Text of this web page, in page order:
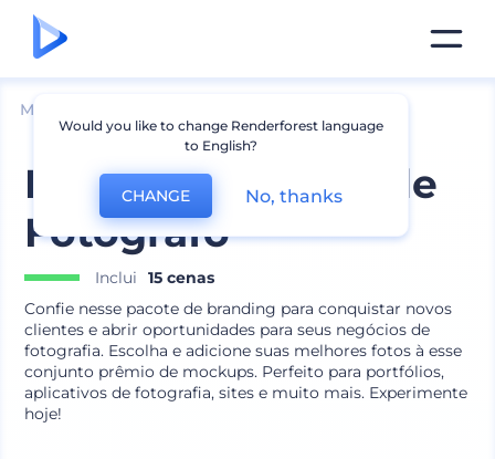
Mockups
Pacote Branding de
Fotógrafo
Inclui
15 cenas
Confie nesse pacote de branding para conquistar novos
clientes e abrir oportunidades para seus negócios de
fotografia. Escolha e adicione suas melhores fotos à esse
conjunto prêmio de mockups. Perfeito para portfólios,
aplicativos de fotografia, sites e muito mais. Experimente
hoje!
Would you like to change Renderforest language
to English?
CHANGE No, thanks